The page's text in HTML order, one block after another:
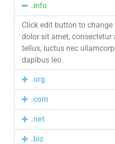
.info
Click edit button to
dolor sit amet,
tellus, luctus nec
dapibus leo.
.org
.com
.net
.biz